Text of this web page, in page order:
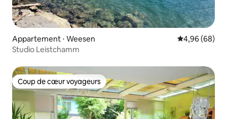
Appartement ⋅ Weesen Évaluation
4,96 (68)
Studio Leistchamm
Coup de cœur voyageurs
Coup de cœur voyageurs